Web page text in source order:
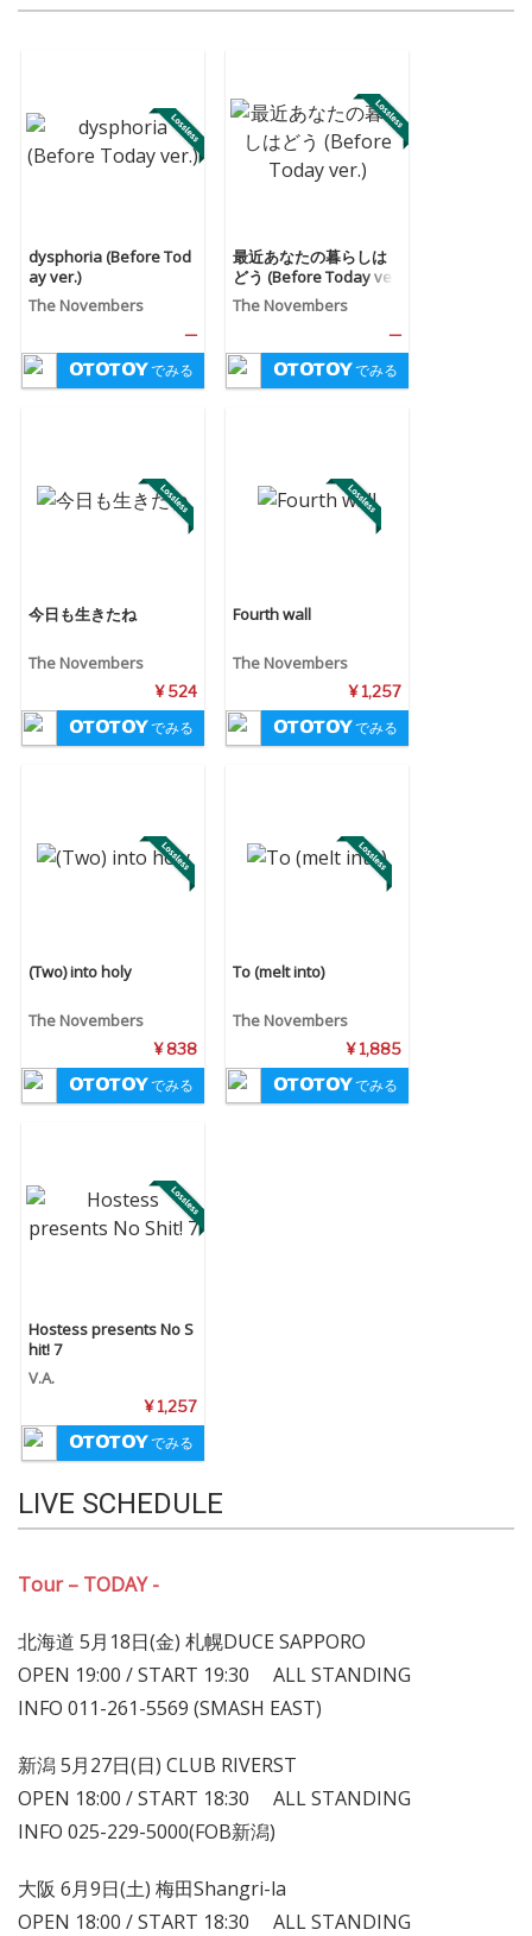
dysphoria (Before Tod
ay ver.)
The Novembers
—
でみる
最近あなたの暮らしは
どう (Before Today ve
r.)
The Novembers
—
でみる
今日も生きたね
The Novembers
¥ 524
でみる
Fourth wall
The Novembers
¥ 1,257
でみる
(Two) into holy
The Novembers
¥ 838
でみる
To (melt into)
The Novembers
¥ 1,885
でみる
Hostess presents No S
hit! 7
V.A.
¥ 1,257
でみる
LIVE SCHEDULE
Tour – TODAY -
北海道 5月18日(金) 札幌DUCE SAPPORO
OPEN 19:00 / START 19:30 ALL STANDING
INFO 011-261-5569 (SMASH EAST)
新潟 5月27日(日) CLUB RIVERST
OPEN 18:00 / START 18:30 ALL STANDING
INFO 025-229-5000(FOB新潟)
大阪 6月9日(土) 梅田Shangri-la
OPEN 18:00 / START 18:30 ALL STANDING